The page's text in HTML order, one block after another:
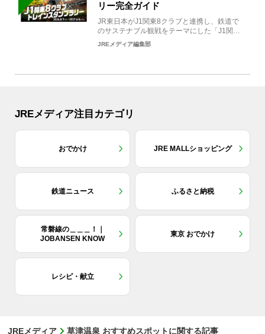
リー完全ガイド
JR東日本がJ1関東8クラブと連携し、鉄道で
のサステナブル観戦をテーマにした「J1関東8
クラブ×トレイン...
JREメディア編集部
JREメディア注目カテゴリ
おでかけ JRE MALLショッピング
鉄道ニュース ふるさと納税
常磐線の＿＿＿！｜
JOBANSEN KNOW
東京 おでかけ
レシピ・献立
JREメディア 草津温泉 おすすめスポットに関する記事